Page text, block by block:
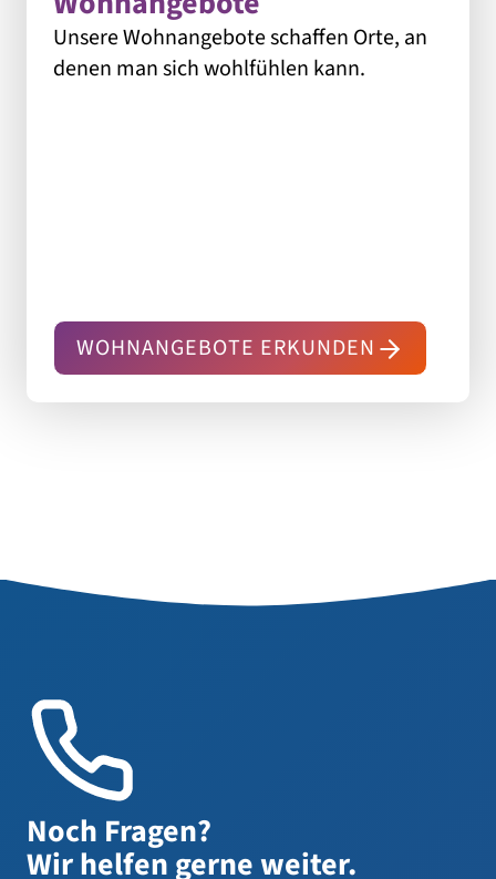
Unsere Wohnangebote schaffen Orte, an
denen man sich wohlfühlen kann.
WOHNANGEBOTE ERKUNDEN
Noch Fragen?
Wir helfen gerne weiter.